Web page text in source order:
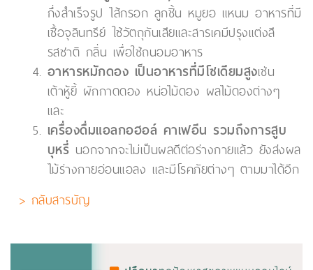
กึ่งสำเร็จรูป ไส้กรอก ลูกชิ้น หมูยอ แหนม อาหารที่มี
เชื้อจุลินทรีย์ ใช้วัตถุกันเสียและสารเคมีปรุงแต่งสี
รสชาติ กลิ่น เพื่อใช้ถนอมอาหาร
อาหารหมักดอง เป็นอาหารที่มีโซเดียมสูงเช่น
เต้าหู้ยี้ ผักกาดดอง หน่อไม้ดอง ผลไม้ดองต่างๆ
และ
เครื่องดื่มแอลกอฮอล์ คาเฟอีน รวมถึงการสูบ
บุหรี่ นอกจากจะไม่เป็นผลดีต่อร่างกายแล้ว ยังส่งผล
ไม้ร่างกายอ่อนแอลง และมีโรคภัยต่างๆ ตามมาได้อีก
> กลับสารบัญ